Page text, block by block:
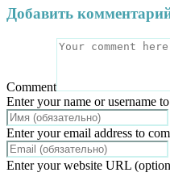
Добавить
Comment
Enter your name or username
Enter your email address to
Enter your website URL